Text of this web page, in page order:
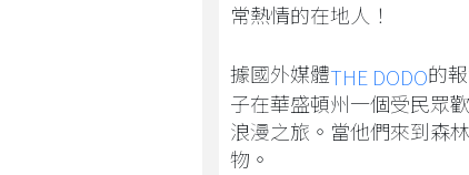
常熱情的在地人！
據國外媒體THE DODO的
子在華盛頓州一個受民眾
浪漫之旅。當他們來到森
物。